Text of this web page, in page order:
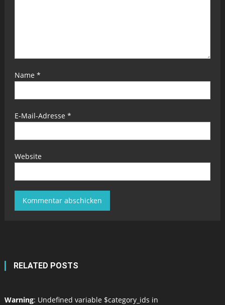
Name *
E-Mail-Adresse *
Website
RELATED POSTS
Warning: Undefined variable $category_ids in